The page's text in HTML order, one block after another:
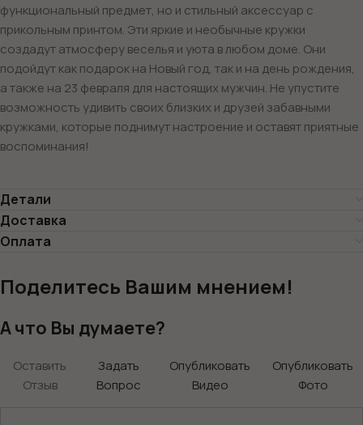
функциональный предмет, но и стильный аксессуар с
прикольным принтом. Эти яркие и необычные кружки
создадут атмосферу веселья и уюта в любом доме. Они
подойдут как подарок на Новый год, так и на день рождения,
а также на 23 февраля для настоящих мужчин. Не упустите
возможность удивить своих близких и друзей забавными
кружками, которые поднимут настроение и оставят приятные
воспоминания!
Детали
Доставка
Оплата
Поделитесь Вашим мнением!
А что Вы думаете?
Оставить
Отзыв
Задать
Вопрос
Опубликовать
Видео
Опубликовать
Фото